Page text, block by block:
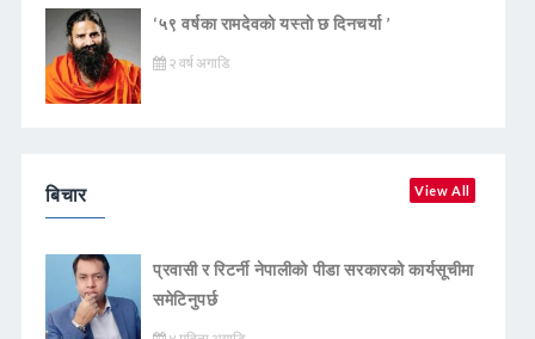
‘५९ वर्षका रामदेवकाे यस्ताे छ दिनचर्या ’
२ वर्ष अगाडि
बिचार View All
प्रवासी र रिटर्नी नेपालीको पीडा सरकारको कार्यसूचीमा
समेटिनुपर्छ